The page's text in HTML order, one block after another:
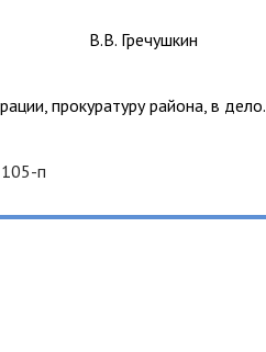
В.В. Гречушкин
прокуратуру района, в дело.
п